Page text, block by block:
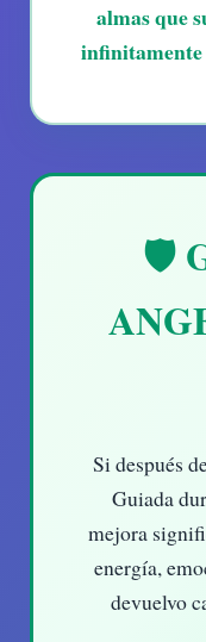
almas que
🛡️
Si después
Guiada
mejora
energía,
devuelvo